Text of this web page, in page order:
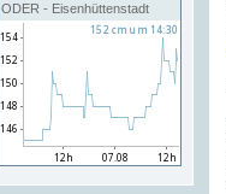
ODER - Eisenhüttenstadt